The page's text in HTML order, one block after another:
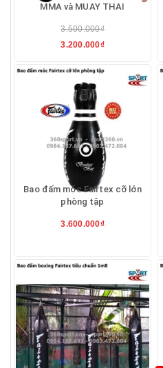
MMA và MUAY THAI
3.500.000₫
3.200.000₫
Bao đấm móc Fairtex cỡ lớn
phòng tập
3.600.000₫